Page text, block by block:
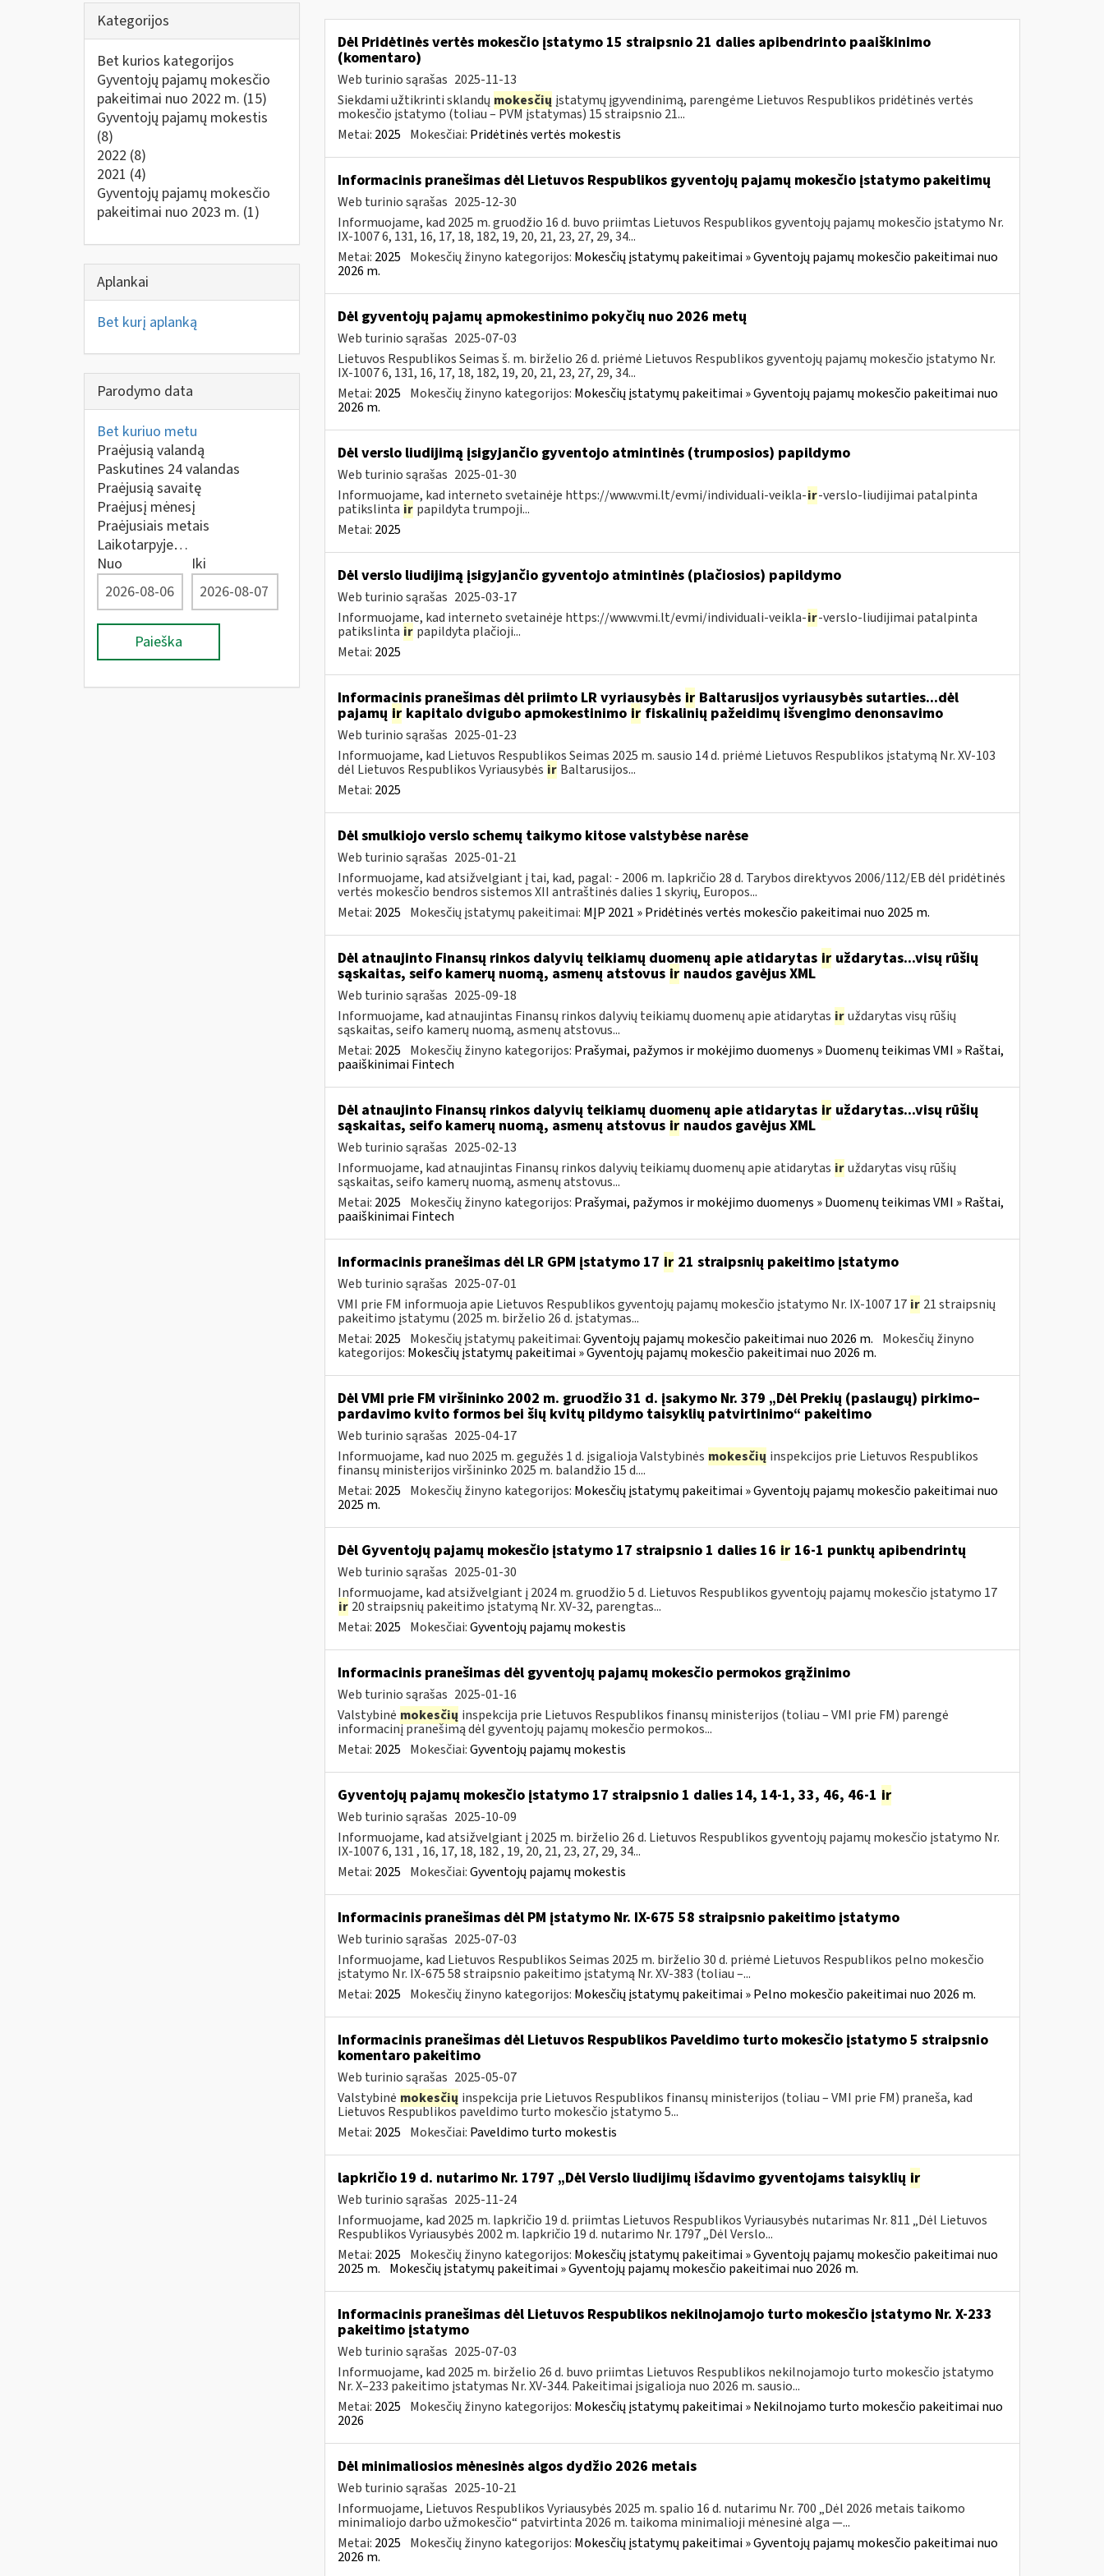
Kategorijos
Bet kurios kategorijos
Gyventojų pajamų mokesčio
pakeitimai nuo 2022 m. (15)
Gyventojų pajamų mokestis
(8)
2022 (8)
2021 (4)
Gyventojų pajamų mokesčio
pakeitimai nuo 2023 m. (1)
Aplankai
Bet kurį aplanką
Parodymo data
Bet kuriuo metu
Praėjusią valandą
Paskutines 24 valandas
Praėjusią savaitę
Praėjusį mėnesį
Praėjusiais metais
Laikotarpyje…
Nuo
Iki
Paieška
Dėl Pridėtinės vertės mokesčio įstatymo 15 straipsnio 21 dalies apibendrinto paaiškinimo
(komentaro)
Web turinio sąrašas 2025-11-13
Siekdami užtikrinti sklandų mokesčių įstatymų įgyvendinimą, parengėme Lietuvos Respublikos pridėtinės vertės
mokesčio įstatymo (toliau – PVM įstatymas) 15 straipsnio 21...
Metai: 2025 Mokesčiai: Pridėtinės vertės mokestis
Informacinis pranešimas dėl Lietuvos Respublikos gyventojų pajamų mokesčio įstatymo pakeitimų
Web turinio sąrašas 2025-12-30
Informuojame, kad 2025 m. gruodžio 16 d. buvo priimtas Lietuvos Respublikos gyventojų pajamų mokesčio įstatymo Nr.
IX-1007 6, 131, 16, 17, 18, 182, 19, 20, 21, 23, 27, 29, 34...
Metai: 2025 Mokesčių žinyno kategorijos: Mokesčių įstatymų pakeitimai » Gyventojų pajamų mokesčio pakeitimai nuo
2026 m.
Dėl gyventojų pajamų apmokestinimo pokyčių nuo 2026 metų
Web turinio sąrašas 2025-07-03
Lietuvos Respublikos Seimas š. m. birželio 26 d. priėmė Lietuvos Respublikos gyventojų pajamų mokesčio įstatymo Nr.
IX-1007 6, 131, 16, 17, 18, 182, 19, 20, 21, 23, 27, 29, 34...
Metai: 2025 Mokesčių žinyno kategorijos: Mokesčių įstatymų pakeitimai » Gyventojų pajamų mokesčio pakeitimai nuo
2026 m.
Dėl verslo liudijimą įsigyjančio gyventojo atmintinės (trumposios) papildymo
Web turinio sąrašas 2025-01-30
Informuojame, kad interneto svetainėje https://www.vmi.lt/evmi/individuali-veikla-ir-verslo-liudijimai patalpinta
patikslinta ir papildyta trumpoji...
Metai: 2025
Dėl verslo liudijimą įsigyjančio gyventojo atmintinės (plačiosios) papildymo
Web turinio sąrašas 2025-03-17
Informuojame, kad interneto svetainėje https://www.vmi.lt/evmi/individuali-veikla-ir-verslo-liudijimai patalpinta
patikslinta ir papildyta plačioji...
Metai: 2025
Informacinis pranešimas dėl priimto LR vyriausybės irBaltarusijos vyriausybės sutarties...dėl
pajamų irkapitalo dvigubo apmokestinimo irfiskalinių pažeidimų išvengimo denonsavimo
Web turinio sąrašas 2025-01-23
Informuojame, kad Lietuvos Respublikos Seimas 2025 m. sausio 14 d. priėmė Lietuvos Respublikos įstatymą Nr. XV-103
dėl Lietuvos Respublikos Vyriausybės ir Baltarusijos...
Metai: 2025
Dėl smulkiojo verslo schemų taikymo kitose valstybėse narėse
Web turinio sąrašas 2025-01-21
Informuojame, kad atsižvelgiant į tai, kad, pagal: - 2006 m. lapkričio 28 d. Tarybos direktyvos 2006/112/EB dėl pridėtinės
vertės mokesčio bendros sistemos XII antraštinės dalies 1 skyrių, Europos...
Metai: 2025 Mokesčių įstatymų pakeitimai: MĮP 2021 » Pridėtinės vertės mokesčio pakeitimai nuo 2025 m.
Dėl atnaujinto Finansų rinkos dalyvių teikiamų duomenų apie atidarytas iruždarytas...visų rūšių
sąskaitas, seifo kamerų nuomą, asmenų atstovus irnaudos gavėjus XML
Web turinio sąrašas 2025-09-18
Informuojame, kad atnaujintas Finansų rinkos dalyvių teikiamų duomenų apie atidarytas ir uždarytas visų rūšių
sąskaitas, seifo kamerų nuomą, asmenų atstovus...
Metai: 2025 Mokesčių žinyno kategorijos: Prašymai, pažymos ir mokėjimo duomenys » Duomenų teikimas VMI » Raštai,
paaiškinimai Fintech
Dėl atnaujinto Finansų rinkos dalyvių teikiamų duomenų apie atidarytas iruždarytas...visų rūšių
sąskaitas, seifo kamerų nuomą, asmenų atstovus irnaudos gavėjus XML
Web turinio sąrašas 2025-02-13
Informuojame, kad atnaujintas Finansų rinkos dalyvių teikiamų duomenų apie atidarytas ir uždarytas visų rūšių
sąskaitas, seifo kamerų nuomą, asmenų atstovus...
Metai: 2025 Mokesčių žinyno kategorijos: Prašymai, pažymos ir mokėjimo duomenys » Duomenų teikimas VMI » Raštai,
paaiškinimai Fintech
Informacinis pranešimas dėl LR GPM įstatymo 17 ir21 straipsnių pakeitimo įstatymo
Web turinio sąrašas 2025-07-01
VMI prie FM informuoja apie Lietuvos Respublikos gyventojų pajamų mokesčio įstatymo Nr. IX-1007 17 ir 21 straipsnių
pakeitimo įstatymu (2025 m. birželio 26 d. įstatymas...
Metai: 2025 Mokesčių įstatymų pakeitimai:Gyventojų pajamų mokesčio pakeitimai nuo 2026 m. Mokesčių žinyno
kategorijos: Mokesčių įstatymų pakeitimai » Gyventojų pajamų mokesčio pakeitimai nuo 2026 m.
Dėl VMI prie FM viršininko 2002 m. gruodžio 31 d. įsakymo Nr. 379 „Dėl Prekių (paslaugų) pirkimo–
pardavimo kvito formos bei šių kvitų pildymo taisyklių patvirtinimo“ pakeitimo
Web turinio sąrašas 2025-04-17
Informuojame, kad nuo 2025 m. gegužės 1 d. įsigalioja Valstybinės mokesčių inspekcijos prie Lietuvos Respublikos
finansų ministerijos viršininko 2025 m. balandžio 15 d....
Metai: 2025 Mokesčių žinyno kategorijos: Mokesčių įstatymų pakeitimai » Gyventojų pajamų mokesčio pakeitimai nuo
2025 m.
Dėl Gyventojų pajamų mokesčio įstatymo 17 straipsnio 1 dalies 16 ir16-1 punktų apibendrintų
Web turinio sąrašas 2025-01-30
Informuojame, kad atsižvelgiant į 2024 m. gruodžio 5 d. Lietuvos Respublikos gyventojų pajamų mokesčio įstatymo 17
ir 20 straipsnių pakeitimo įstatymą Nr. XV-32, parengtas...
Metai: 2025 Mokesčiai:Gyventojų pajamų mokestis
Informacinis pranešimas dėl gyventojų pajamų mokesčio permokos grąžinimo
Web turinio sąrašas 2025-01-16
Valstybinė mokesčių inspekcija prie Lietuvos Respublikos finansų ministerijos (toliau – VMI prie FM) parengė
informacinį pranešimą dėl gyventojų pajamų mokesčio permokos...
Metai: 2025 Mokesčiai:Gyventojų pajamų mokestis
Gyventojų pajamų mokesčio įstatymo 17 straipsnio 1 dalies 14, 14-1, 33, 46, 46-1 ir
Web turinio sąrašas 2025-10-09
Informuojame, kad atsižvelgiant į 2025 m. birželio 26 d. Lietuvos Respublikos gyventojų pajamų mokesčio įstatymo Nr.
IX-1007 6, 131 , 16, 17, 18, 182 , 19, 20, 21, 23, 27, 29, 34...
Metai: 2025 Mokesčiai:Gyventojų pajamų mokestis
Informacinis pranešimas dėl PM įstatymo Nr. IX-675 58 straipsnio pakeitimo įstatymo
Web turinio sąrašas 2025-07-03
Informuojame, kad Lietuvos Respublikos Seimas 2025 m. birželio 30 d. priėmė Lietuvos Respublikos pelno mokesčio
įstatymo Nr. IX-675 58 straipsnio pakeitimo įstatymą Nr. XV-383 (toliau –...
Metai: 2025 Mokesčių žinyno kategorijos: Mokesčių įstatymų pakeitimai » Pelno mokesčio pakeitimai nuo 2026 m.
Informacinis pranešimas dėl Lietuvos Respublikos Paveldimo turto mokesčio įstatymo 5 straipsnio
komentaro pakeitimo
Web turinio sąrašas 2025-05-07
Valstybinė mokesčių inspekcija prie Lietuvos Respublikos finansų ministerijos (toliau – VMI prie FM) praneša, kad
Lietuvos Respublikos paveldimo turto mokesčio įstatymo 5...
Metai: 2025 Mokesčiai: Paveldimo turto mokestis
lapkričio 19 d. nutarimo Nr. 1797 „Dėl Verslo liudijimų išdavimo gyventojams taisyklių ir
Web turinio sąrašas 2025-11-24
Informuojame, kad 2025 m. lapkričio 19 d. priimtas Lietuvos Respublikos Vyriausybės nutarimas Nr. 811 „Dėl Lietuvos
Respublikos Vyriausybės 2002 m. lapkričio 19 d. nutarimo Nr. 1797 „Dėl Verslo...
Metai: 2025 Mokesčių žinyno kategorijos: Mokesčių įstatymų pakeitimai » Gyventojų pajamų mokesčio pakeitimai nuo
2025 m. Mokesčių įstatymų pakeitimai » Gyventojų pajamų mokesčio pakeitimai nuo 2026 m.
Informacinis pranešimas dėl Lietuvos Respublikos nekilnojamojo turto mokesčio įstatymo Nr. X-233
pakeitimo įstatymo
Web turinio sąrašas 2025-07-03
Informuojame, kad 2025 m. birželio 26 d. buvo priimtas Lietuvos Respublikos nekilnojamojo turto mokesčio įstatymo
Nr. X–233 pakeitimo įstatymas Nr. XV-344. Pakeitimai įsigalioja nuo 2026 m. sausio...
Metai: 2025 Mokesčių žinyno kategorijos: Mokesčių įstatymų pakeitimai » Nekilnojamo turto mokesčio pakeitimai nuo
2026
Dėl minimaliosios mėnesinės algos dydžio 2026 metais
Web turinio sąrašas 2025-10-21
Informuojame, Lietuvos Respublikos Vyriausybės 2025 m. spalio 16 d. nutarimu Nr. 700 „Dėl 2026 metais taikomo
minimaliojo darbo užmokesčio“ patvirtinta 2026 m. taikoma minimalioji mėnesinė alga —...
Metai: 2025 Mokesčių žinyno kategorijos: Mokesčių įstatymų pakeitimai » Gyventojų pajamų mokesčio pakeitimai nuo
2026 m.